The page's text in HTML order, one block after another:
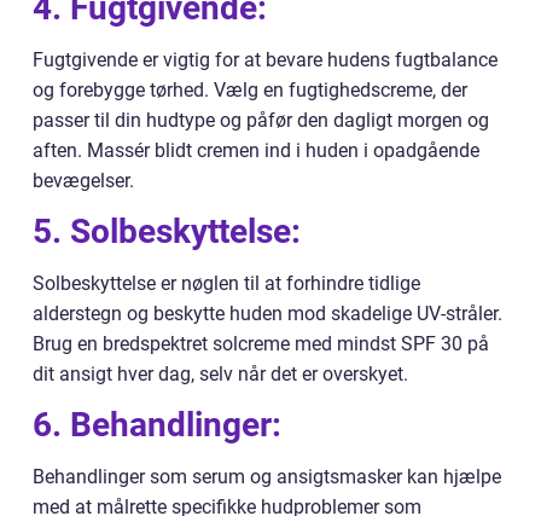
Fugtgivende er vigtig for at bevare hudens fugtbalance
og forebygge tørhed. Vælg en fugtighedscreme, der
passer til din hudtype og påfør den dagligt morgen og
aften. Massér blidt cremen ind i huden i opadgående
bevægelser.
5. Solbeskyttelse:
Solbeskyttelse er nøglen til at forhindre tidlige
alderstegn og beskytte huden mod skadelige UV-stråler.
Brug en bredspektret solcreme med mindst SPF 30 på
dit ansigt hver dag, selv når det er overskyet.
6. Behandlinger:
Behandlinger som serum og ansigtsmasker kan hjælpe
med at målrette specifikke hudproblemer som